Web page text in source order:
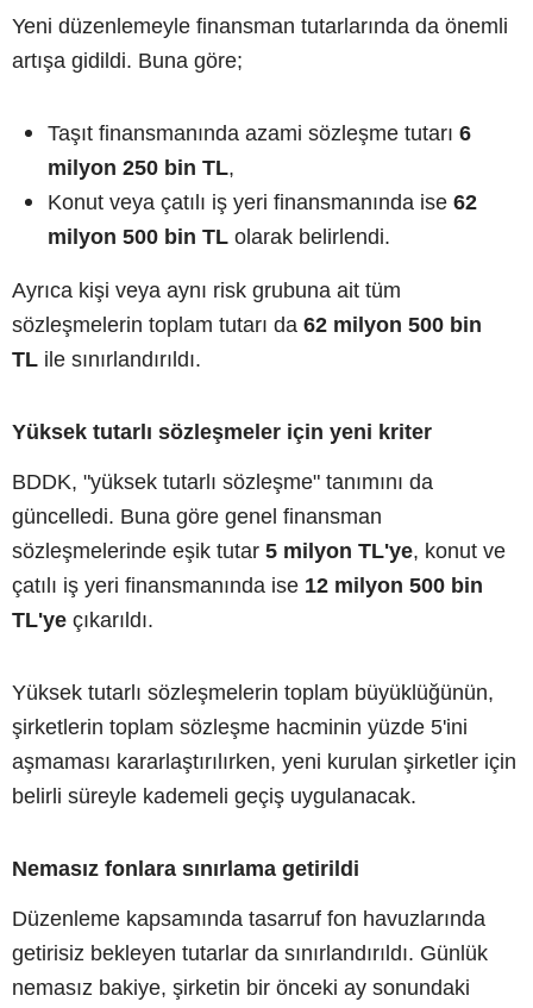
Yeni düzenlemeyle finansman tutarlarında da önemli
artışa gidildi. Buna göre;
Taşıt finansmanında azami sözleşme tutarı 6
milyon 250 bin TL,
Konut veya çatılı iş yeri finansmanında ise 62
milyon 500 bin TL olarak belirlendi.
Ayrıca kişi veya aynı risk grubuna ait tüm
sözleşmelerin toplam tutarı da 62 milyon 500 bin
TL ile sınırlandırıldı.
Yüksek tutarlı sözleşmeler için yeni kriter
BDDK, "yüksek tutarlı sözleşme" tanımını da
güncelledi. Buna göre genel finansman
sözleşmelerinde eşik tutar 5 milyon TL'ye, konut ve
çatılı iş yeri finansmanında ise 12 milyon 500 bin
TL'ye çıkarıldı.
Yüksek tutarlı sözleşmelerin toplam büyüklüğünün,
şirketlerin toplam sözleşme hacminin yüzde 5'ini
aşmaması kararlaştırılırken, yeni kurulan şirketler için
belirli süreyle kademeli geçiş uygulanacak.
Nemasız fonlara sınırlama getirildi
Düzenleme kapsamında tasarruf fon havuzlarında
getirisiz bekleyen tutarlar da sınırlandırıldı. Günlük
nemasız bakiye, şirketin bir önceki ay sonundaki